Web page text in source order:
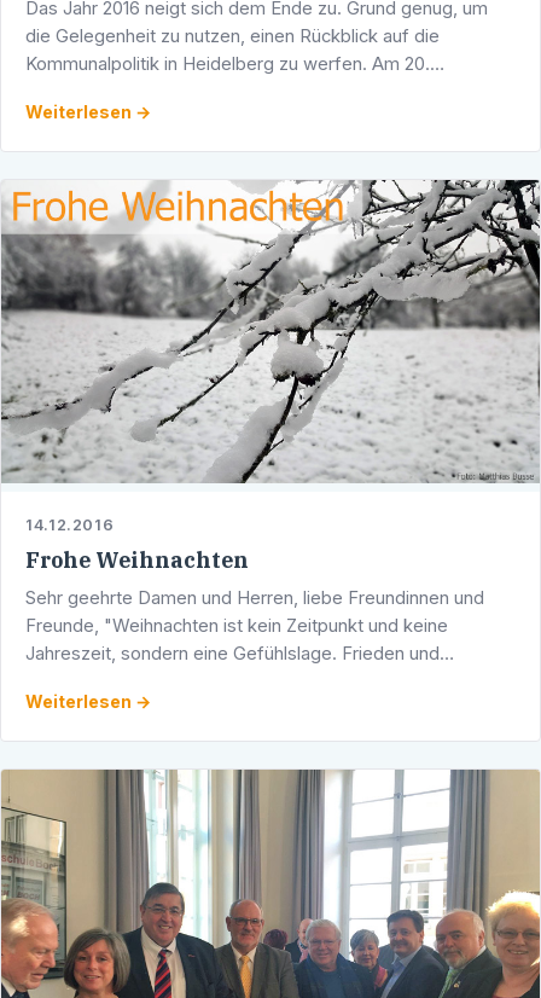
Das Jahr 2016 neigt sich dem Ende zu. Grund genug, um
die Gelegenheit zu nutzen, einen Rückblick auf die
Kommunalpolitik in Heidelberg zu werfen. Am 20.
…
Weiterlesen →
14.12.2016
Frohe Weihnachten
Sehr geehrte Damen und Herren, liebe Freundinnen und
Freunde, "Weihnachten ist kein Zeitpunkt und keine
Jahreszeit, sondern eine Gefühlslage. Frieden und
Weiterlesen →